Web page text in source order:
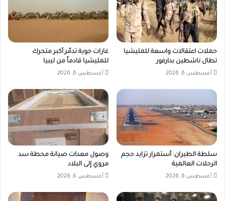
حملات اعتقالات واسعة للمليشيا
تطال ناشطين بدارفور
أغسطس 6, 2026
غارات جوية تدمّر أكبر متحرك
للمليشيا قادماً من ليبيا
أغسطس 6, 2026
سلطة الطيران: أستمرار تزايد حجم
الرحلات العالمية
أغسطس 6, 2026
وصول معدات صيانة محطة سد
مروي إلى البلاد
أغسطس 6, 2026